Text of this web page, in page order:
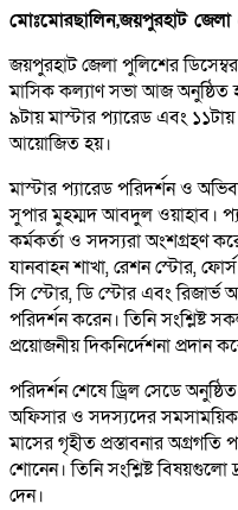
মোঃমোরছালিন,জয়পুরহাট জেলা
জয়পুরহাট জেলা পুলিশের
মাসিক কল্যাণ সভা আজ অনুষ্ঠিত
৯টায় মাস্টার প্যারেড এবং
আয়োজিত হয়।
মাস্টার প্যারেড পরিদর্শন ও
সুপার মুহম্মদ আবদুল ওয়াহাব।
কর্মকর্তা ও সদস্যরা অংশগ্রহণ
যানবাহন শাখা, রেশন স্টোর,
সি স্টোর, ডি স্টোর এবং রিজার্ভ
পরিদর্শন করেন। তিনি সংশ্লিষ্ট
প্রয়োজনীয় দিকনির্দেশনা প্রদান
পরিদর্শন শেষে ড্রিল সেডে
অফিসার ও সদস্যদের সমসাময়িক
মাসের গৃহীত প্রস্তাবনার অগ্রগতি
শোনেন। তিনি সংশ্লিষ্ট বিষয়গুলো
দেন।